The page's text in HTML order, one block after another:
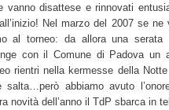
vanno disattese e rinnovati
Nel marzo del 2007 se
al torneo: da allora una
con il Comune di Padova un
rientri nella kermesse della
salta…però abbiamo avuto
novità dell’anno il TdP sbarca in